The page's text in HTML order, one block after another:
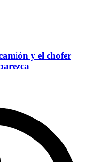
y el chofer